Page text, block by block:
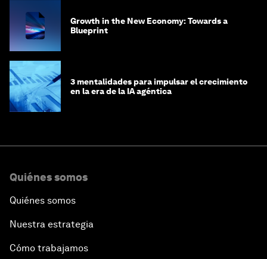
Growth in the New Economy: Towards a
Blueprint
3 mentalidades para impulsar el crecimiento
en la era de la IA agéntica
Quiénes somos
Quiénes somos
Nuestra estrategia
Cómo trabajamos